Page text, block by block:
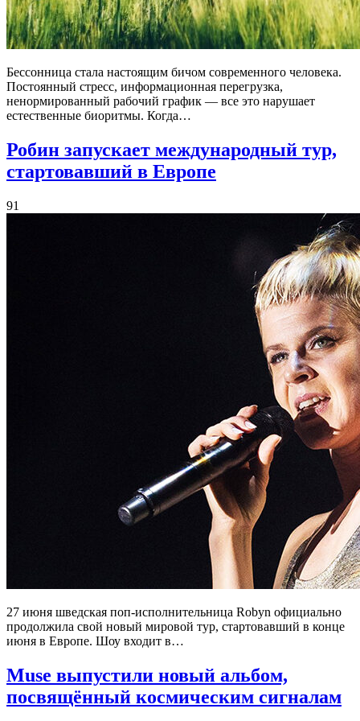
Бессонница стала настоящим бичом современного человека.
Постоянный стресс, информационная перегрузка,
ненормированный рабочий график — все это нарушает
естественные биоритмы. Когда…
Робин запускает международный тур,
стартовавший в Европе
91
27 июня шведская поп-исполнительница Robyn официально
продолжила свой новый мировой тур, стартовавший в конце
июня в Европе. Шоу входит в…
Muse выпустили новый альбом,
посвящённый космическим сигналам